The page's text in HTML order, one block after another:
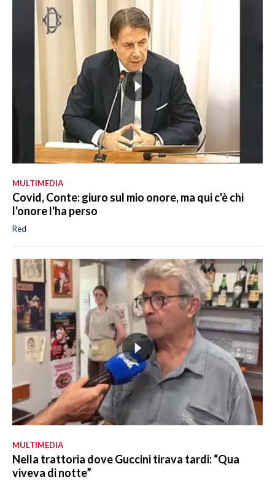
MULTIMEDIA
Covid, Conte: giuro sul mio onore, ma qui c'è chi
l'onore l'ha perso
Red
MULTIMEDIA
Nella trattoria dove Guccini tirava tardi: “Qua
viveva di notte”